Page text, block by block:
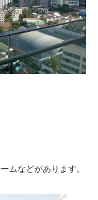
ムなどがあります。